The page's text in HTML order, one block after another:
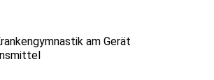
am Gerät